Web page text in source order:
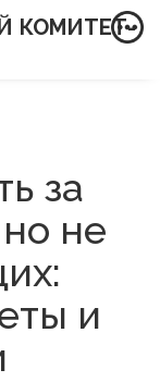
КОМИТЕТ-
за
не
и